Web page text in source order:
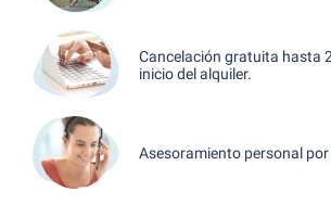
Cancelación gratuita hasta
inicio del alquiler.
Asesoramiento personal